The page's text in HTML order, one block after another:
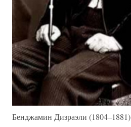
Бенджамин Дизраэли (1804–1881)